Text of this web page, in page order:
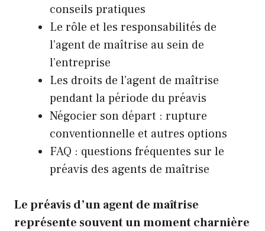
conseils pratiques
Le rôle et les responsabilités de
l’agent de maîtrise au sein de
l’entreprise
Les droits de l’agent de maîtrise
pendant la période du préavis
Négocier son départ : rupture
conventionnelle et autres options
FAQ : questions fréquentes sur le
préavis des agents de maîtrise
Le préavis d’un agent de maîtrise
représente souvent un moment charnière